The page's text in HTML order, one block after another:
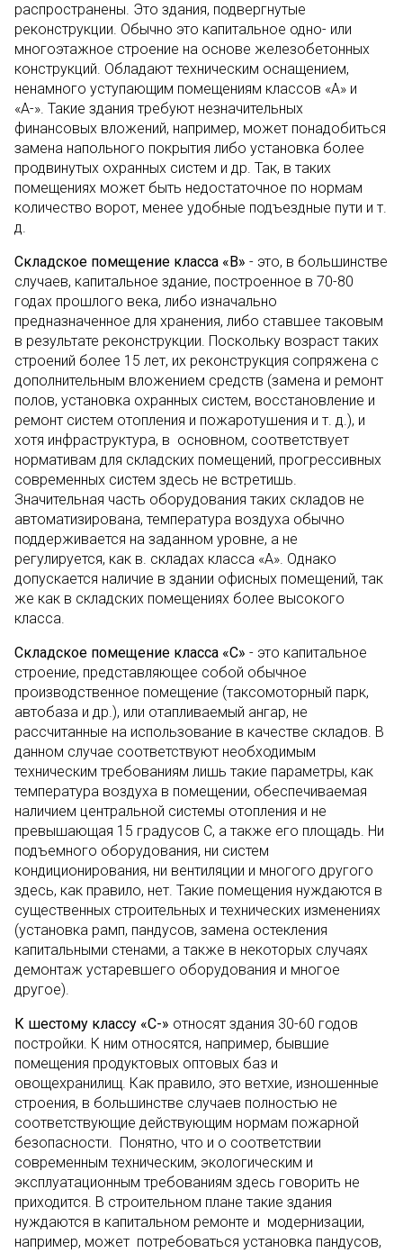
распространены. Это здания, подвергнутые
реконструкции. Обычно это капитальное одно- или
многоэтажное строение на основе железобетонных
конструкций. Обладают техническим оснащением,
ненамного уступающим помещениям классов «А» и
«А-». Такие здания требуют незначительных
финансовых вложений, например, может понадобиться
замена напольного покрытия либо установка более
продвинутых охранных систем и др. Так, в таких
помещениях может быть недостаточное по нормам
количество ворот, менее удобные подъездные пути и т.
д.
Складское помещение класса «В» - это, в большинстве
случаев, капитальное здание, построенное в 70-80
годах прошлого века, либо изначально
предназначенное для хранения, либо ставшее таковым
в результате реконструкции. Поскольку возраст таких
строений более 15 лет, их реконструкция сопряжена с
дополнительным вложением средств (замена и ремонт
полов, установка охранных систем, восстановление и
ремонт систем отопления и пожаротушения и т. д.), и
хотя инфраструктура, в основном, соответствует
нормативам для складских помещений, прогрессивных
современных систем здесь не встретишь.
Значительная часть оборудования таких складов не
автоматизирована, температура воздуха обычно
поддерживается на заданном уровне, а не
регулируется, как в. складах класса «А». Однако
допускается наличие в здании офисных помещений, так
же как в складских помещениях более высокого
класса.
Складское помещение класса «С» - это капитальное
строение, представляющее собой обычное
производственное помещение (таксомоторный парк,
автобаза и др.), или отапливаемый ангар, не
рассчитанные на использование в качестве складов. В
данном случае соответствуют необходимым
техническим требованиям лишь такие параметры, как
температура воздуха в помещении, обеспечиваемая
наличием центральной системы отопления и не
превышающая 15 градусов С, а также его площадь. Ни
подъемного оборудования, ни систем
кондиционирования, ни вентиляции и многого другого
здесь, как правило, нет. Такие помещения нуждаются в
существенных строительных и технических изменениях
(установка рамп, пандусов, замена остекления
капитальными стенами, а также в некоторых случаях
демонтаж устаревшего оборудования и многое
другое).
К шестому классу «С-» относят здания 30-60 годов
постройки. К ним относятся, например, бывшие
помещения продуктовых оптовых баз и
овощехранилищ. Как правило, это ветхие, изношенные
строения, в большинстве случаев полностью не
соответствующие действующим нормам пожарной
безопасности. Понятно, что и о соответствии
современным техническим, экологическим и
эксплуатационным требованиям здесь говорить не
приходится. В строительном плане такие здания
нуждаются в капитальном ремонте и модернизации,
например, может потребоваться установка пандусов,